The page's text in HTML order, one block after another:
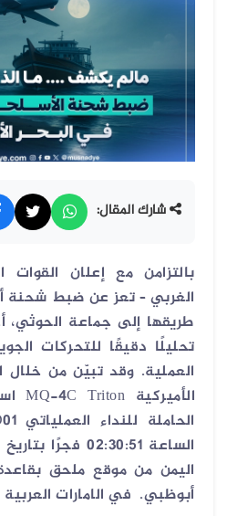
شارك المقال:
بالتزامن مع إعلان
الغربي – تعز عن ضبط شحنة
طريقها إلى جماعة
تحليلًا دقيقًا للتحركات
العملية. وقد تبيّن من خلال
الأميركية
الحاملة للنداء العملياتي
الساعة 02:30:51
اليمن من موقع ملحق
أبوظبي. في الامارات